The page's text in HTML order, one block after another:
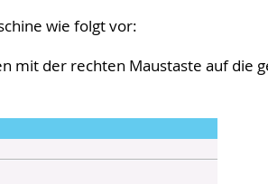
wie folgt vor:
mit der rechten Maustaste auf die